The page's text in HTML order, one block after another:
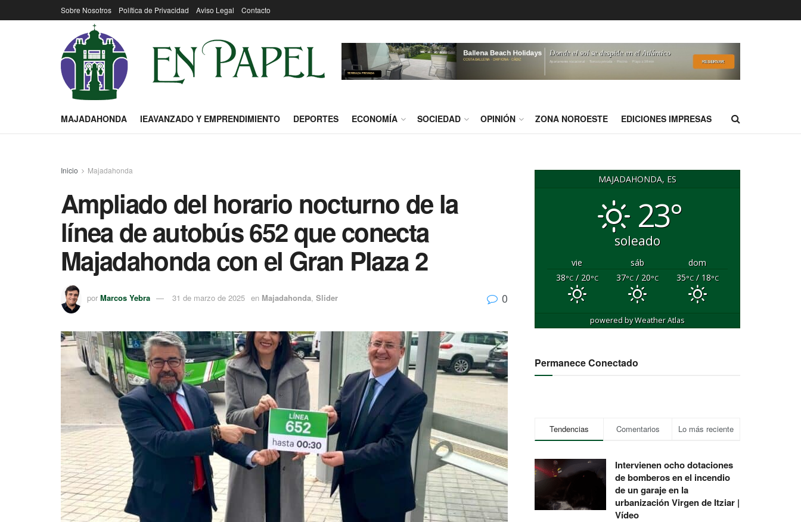
Sobre Nosotros Política de Privacidad Aviso Legal Contacto
MAJADAHONDA IEAVANZADO Y EMPRENDIMIENTO DEPORTES ECONOMÍA SOCIEDAD OPINIÓN ZONA NOROESTE EDICIONES IMPRESAS
Inicio Majadahonda
Ampliado del horario nocturno de la
línea de autobús 652 que conecta
Majadahonda con el Gran Plaza 2
por Marcos Yebra 31 de marzo de 2025 en Majadahonda, Slider 0
MAJADAHONDA, ES
23°
soleado
vie sáb
dom
38°C/ 20°C 37°C/ 20°C 35°C/ 18°C
powered byWeather Atlas
Permanece Conectado
Tendencias Comentarios Lo más reciente
Intervienen ocho dotaciones
de bomberos en el incendio
de un garaje en la
urbanización Virgen de Itziar |
Vídeo